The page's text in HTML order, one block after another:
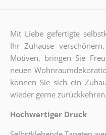
Mit Liebe gefertigte
Ihr Zuhause
Motiven, bringen Sie
neuen
können Sie sich ein
wieder gerne zurückkehren.
Hochwertiger Druck